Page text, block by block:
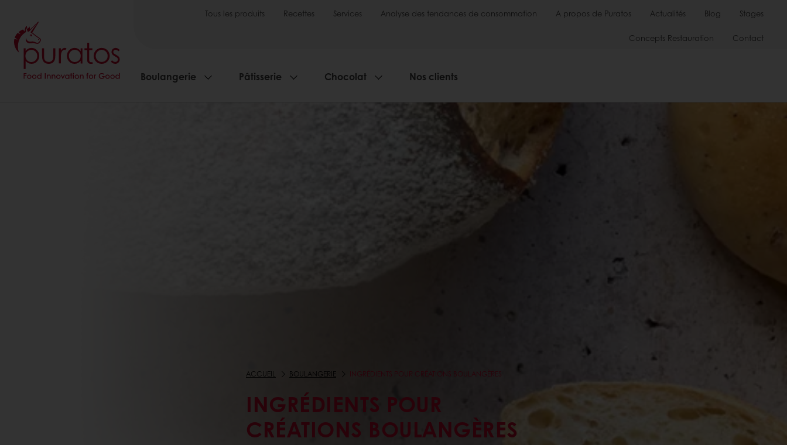
Tous les produits Recettes Services Analyse des tendances de consommation A propos de Puratos Actualités Blog Stages
Concepts Restauration Contact
Boulangerie Pâtisserie Chocolat Nos clients
ACCUEIL BOULANGERIE INGRÉDIENTS POUR CRÉATIONS BOULANGÈRES
INGRÉDIENTS POUR
CRÉATIONS BOULANGÈRES